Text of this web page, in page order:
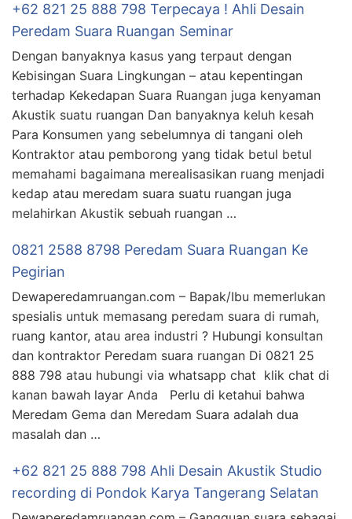
+62 821 25 888 798 Terpecaya ! Ahli Desain
Peredam Suara Ruangan Seminar
Dengan banyaknya kasus yang terpaut dengan
Kebisingan Suara Lingkungan – atau kepentingan
terhadap Kekedapan Suara Ruangan juga kenyaman
Akustik suatu ruangan Dan banyaknya keluh kesah
Para Konsumen yang sebelumnya di tangani oleh
Kontraktor atau pemborong yang tidak betul betul
memahami bagaimana merealisasikan ruang menjadi
kedap atau meredam suara suatu ruangan juga
melahirkan Akustik sebuah ruangan …
0821 2588 8798 Peredam Suara Ruangan Ke
Pegirian
Dewaperedamruangan.com – Bapak/Ibu memerlukan
spesialis untuk memasang peredam suara di rumah,
ruang kantor, atau area industri ? Hubungi konsultan
dan kontraktor Peredam suara ruangan Di 0821 25
888 798 atau hubungi via whatsapp chat klik chat di
kanan bawah layar Anda Perlu di ketahui bahwa
Meredam Gema dan Meredam Suara adalah dua
masalah dan …
+62 821 25 888 798 Ahli Desain Akustik Studio
recording di Pondok Karya Tangerang Selatan